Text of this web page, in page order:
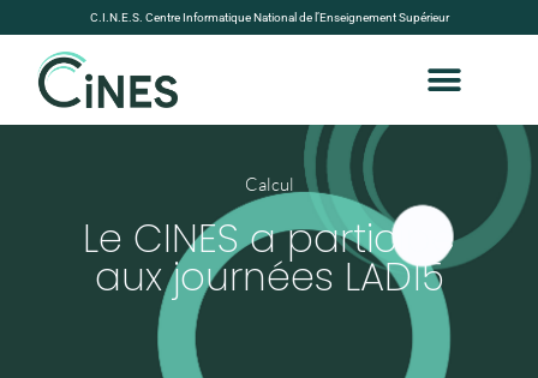
C.I.N.E.S. Centre Informatique National de l’Enseignement Supérieur
Calcul
Le CINES a participé
aux journées LAD15